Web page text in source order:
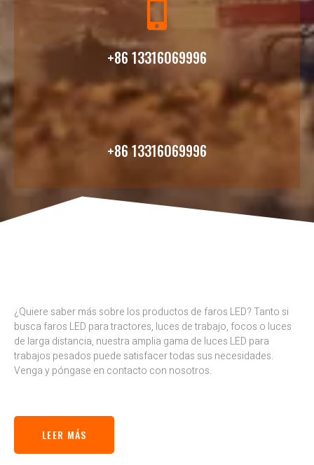
+86 13316069996
+86 13316069996
¿Quiere saber más sobre los productos de faros LED? Tanto si
busca faros LED para tractores, luces de trabajo, focos o luces
de larga distancia, nuestra amplia gama de luces LED para
trabajos pesados puede satisfacer todas sus necesidades.
Venga y póngase en contacto con nosotros.
LEER MÁS